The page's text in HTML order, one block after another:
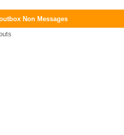
Non Messages